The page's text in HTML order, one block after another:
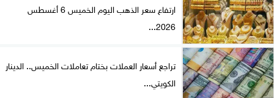
ارتفاع سعر الذهب اليوم الخميس 6 أغسطس
2026...
تراجع أسعار العملات بختام تعاملات الخميس.. الدينار
الكويتي...